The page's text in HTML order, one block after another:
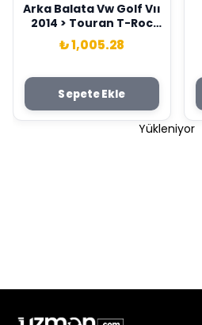
Arka Balata Vw Golf Vıı
2014 > Touran T-Roc
2018 > Audi A3 2014
>2020 Q2 2016 > Tt 2018
Leon 2014-2020 Skoda
Super B 2015 > Karoq
2016 > Swag
8V0698451-
₺ 1,005.28
Sepete Ekle
Yükleniyor